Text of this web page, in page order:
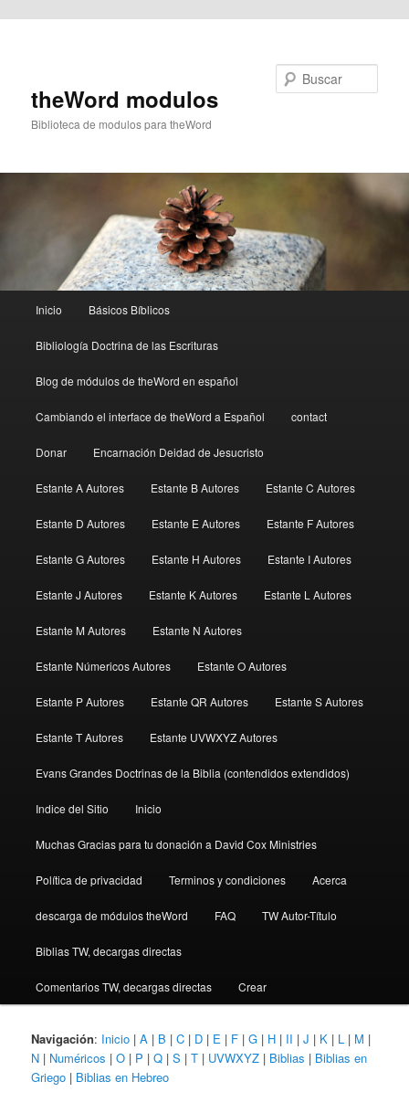
theWord modulos
Biblioteca de modulos para theWord
principal
Inicio Básicos Bíblicos
Bibliología Doctrina de las Escrituras
Blog de módulos de theWord en español
Cambiando el interface de theWord a Español contact
Donar Encarnación Deidad de Jesucristo
Estante A Autores Estante B Autores Estante C Autores
Estante D Autores Estante E Autores Estante F Autores
Estante G Autores Estante H Autores Estante I Autores
Estante J Autores Estante K Autores Estante L Autores
Estante M Autores Estante N Autores
Estante Númericos Autores Estante O Autores
Estante P Autores Estante QR Autores Estante S Autores
Estante T Autores Estante UVWXYZ Autores
Evans Grandes Doctrinas de la Biblia (contendidos extendidos)
Indice del Sitio Inicio
Muchas Gracias para tu donación a David Cox Ministries
Política de privacidad Terminos y condiciones Acerca
descarga de módulos theWord FAQ TW Autor-Título
Biblias TW, decargas directas
Comentarios TW, decargas directas Crear
Navigación: Inicio |A | B |C | D | E | F |G | H | II |J | K | L | M |
N | Numéricos |O | P |Q |S |T | UVWXYZ | Biblias | Biblias en
Griego | Biblias en Hebreo